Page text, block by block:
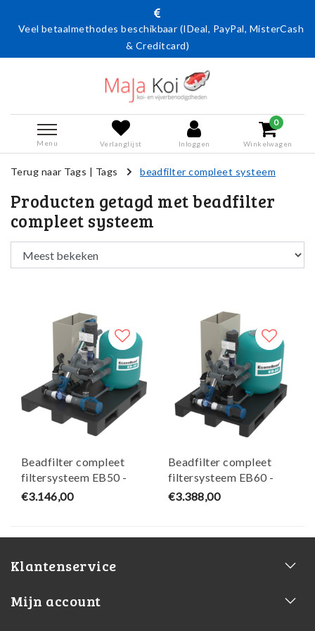
Veel betaalmethodes beschikbaar (IDeal, PayPal, MisterCash
& Creditcard)
Menu Verlanglijst Inloggen
0
Winkelwagen
Terug naar Tags | Tags beadfilter compleet systeem
Producten getagd met beadfilter
compleet systeem
Beadfilter compleet
filtersysteem EB50 -
AquaForte
€3.146,00
Beadfilter compleet
filtersysteem EB60 -
AquaForte
€3.388,00
Klantenservice
Mijn account